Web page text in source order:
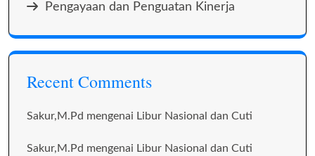
Pengayaan dan Penguatan Kinerja
Recent Comments
Sakur,M.Pd mengenai Libur Nasional dan Cuti
Sakur,M.Pd mengenai Libur Nasional dan Cuti